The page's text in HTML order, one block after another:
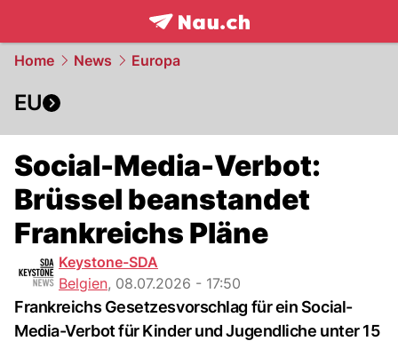
frontpage.NAU.ch
Home News Europa
EU
Social-Media-Verbot:
Brüssel beanstandet
Frankreichs Pläne
Keystone-SDA
Belgien, 08.07.2026 - 17:50
Frankreichs Gesetzesvorschlag für ein Social-
Media-Verbot für Kinder und Jugendliche unter 15